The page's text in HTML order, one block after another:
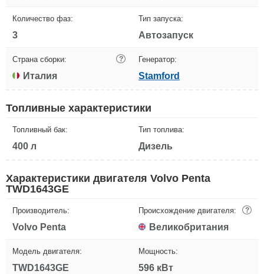
Количество фаз:
3
Тип запуска:
Автозапуск
Страна сборки: ?
Италия
Генератор:
Stamford
Топливные характеристики
Топливный бак:
400 л
Тип топлива:
Дизель
Характеристики двигателя Volvo Penta
TWD1643GE
Производитель:
Volvo Penta
Происхождение двигателя: ?
Великобритания
Модель двигателя:
TWD1643GE
Мощность:
596 кВт